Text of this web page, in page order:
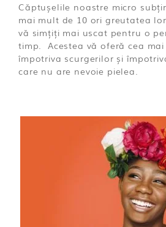
Căptușelile noastre micro
mai mult de 10 ori greutatea
vă simțiți mai uscat pentru o
timp. Acestea vă oferă cea
împotriva scurgerilor și
care nu are nevoie pielea.